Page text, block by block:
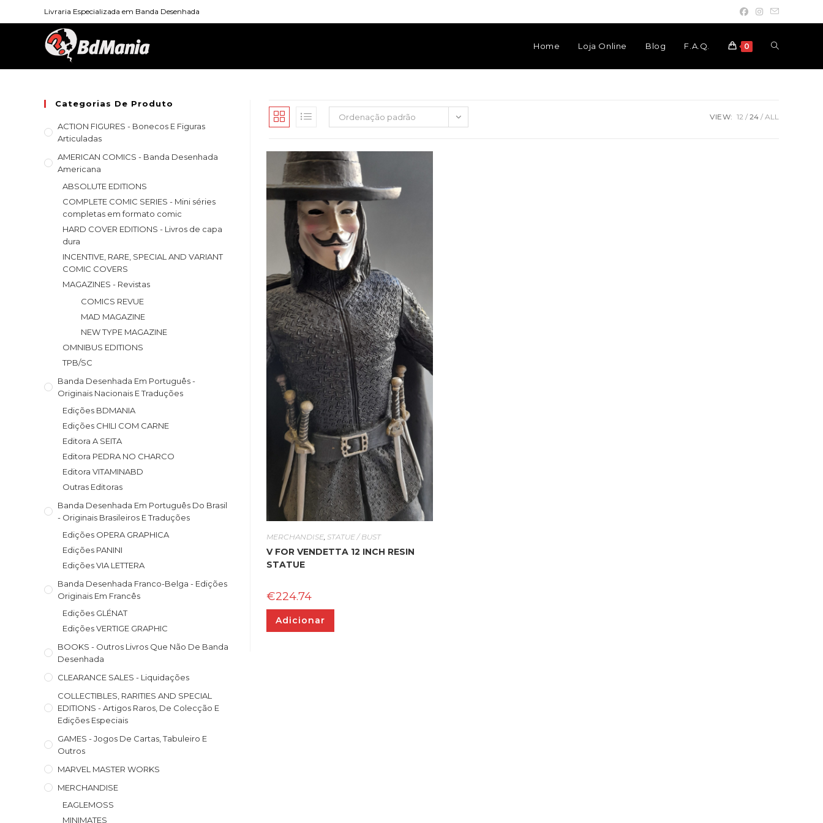
Livraria Especializada em Banda Desenhada
Home Loja Online Blog F.A.Q. 0 Toggle
Categorias De Produto
ACTION FIGURES - Bonecos E Figuras
Articuladas
AMERICAN COMICS - Banda Desenhada
Americana
ABSOLUTE EDITIONS
COMPLETE COMIC SERIES - Mini séries
completas em formato comic
HARD COVER EDITIONS - Livros de capa
dura
INCENTIVE, RARE, SPECIAL AND VARIANT
COMIC COVERS
MAGAZINES - Revistas
COMICS REVUE
MAD MAGAZINE
NEW TYPE MAGAZINE
OMNIBUS EDITIONS
TPB/SC
Banda Desenhada Em Português -
Originais Nacionais E Traduções
Edições BDMANIA
Edições CHILI COM CARNE
Editora A SEITA
Editora PEDRA NO CHARCO
Editora VITAMINABD
Outras Editoras
Banda Desenhada Em Português Do Brasil
- Originais Brasileiros E Traduções
Edições OPERA GRAPHICA
Edições PANINI
Edições VIA LETTERA
Banda Desenhada Franco-Belga - Edições
Originais Em Francês
Edições GLÉNAT
Edições VERTIGE GRAPHIC
BOOKS - Outros Livros Que Não De Banda
Desenhada
CLEARANCE SALES - Liquidações
COLLECTIBLES, RARITIES AND SPECIAL
EDITIONS - Artigos Raros, De Colecção E
Edições Especiais
GAMES - Jogos De Cartas, Tabuleiro E
Outros
MARVEL MASTER WORKS
MERCHANDISE
EAGLEMOSS
MINIMATES
Ordenação padrão VIEW: 12 24 ALL
MERCHANDISE ,STATUE / BUST
V FOR VENDETTA 12 INCH RESIN
STATUE
€224.74
Adicionar